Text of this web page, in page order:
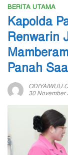
BERITA UTAMA
Kapolda
Renwarin
Panah
30 November